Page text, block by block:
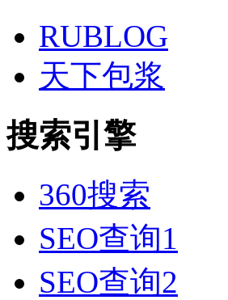
RUBLOG
天下包浆
搜索引擎
360搜索
SEO查询1
SEO查询2